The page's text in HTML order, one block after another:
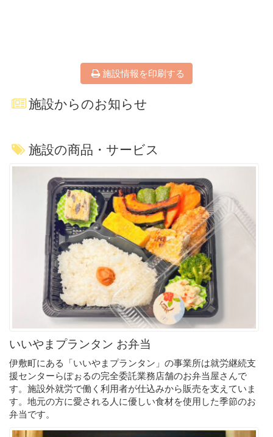
施設情報を印刷する
施設からのお知らせ
施設の商品・サービス
いいやまプランタン お弁当
伊敷町にある「いいやまプランタン」の事業所は就労継続支
援センターらぽぉるの完全委託業務店舗のお弁当屋さんで
す。施設外就労で働く利用者が仕込みから販売を支えていま
す。地元の方に愛される人に優しい食材を使用した季節のお
弁当です。